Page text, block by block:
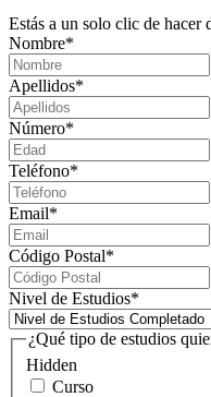
Estás a un solo clic de hacer
Nombre*
Apellidos*
Número*
Teléfono*
Email*
Código Postal*
Nivel de Estudios*
Hidden
¿Qué tipo de estudios
Curso